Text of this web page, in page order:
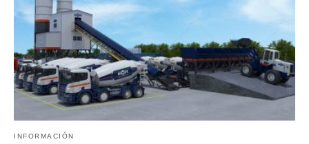
INFORMACIÓN